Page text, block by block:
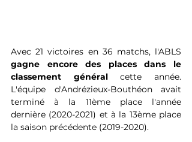
gagne encore des places dans le
classement général cette année.
L'équipe d'Andrézieux-Bouthéon avait
terminé à la 11ème place l'année
dernière (2020-2021) et à la 13ème place
la saison précédente (2019-2020).